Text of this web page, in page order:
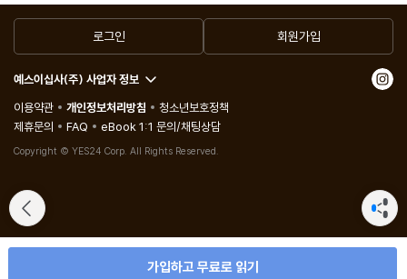
가입하고 무료로 읽기
로그인 회원가입
예스이십사(주) 사업자 정보
이용약관
개인정보처리방침
청소년보호정책
제휴문의
FAQ eBook 1:1 문의/채팅상담
Copyright © YES24 Corp. All Rights Reserved.